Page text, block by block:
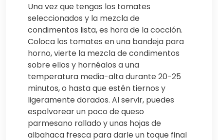
Una vez que tengas los tomates
seleccionados y la mezcla de
condimentos lista, es hora de la cocción.
Coloca los tomates en una bandeja para
horno, vierte la mezcla de condimentos
sobre ellos y hornéalos a una
temperatura media-alta durante 20-25
minutos, o hasta que estén tiernos y
ligeramente dorados. Al servir, puedes
espolvorear un poco de queso
parmesano rallado y unas hojas de
albahaca fresca para darle un toque final